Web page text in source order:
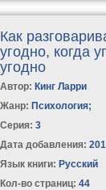
Как
угодно, когда
угодно
Автор: Кинг Ларри
Жанр: Психология;
Серия: 3
Дата добавления:
Язык книги: Русский
Кол-во страниц: 44